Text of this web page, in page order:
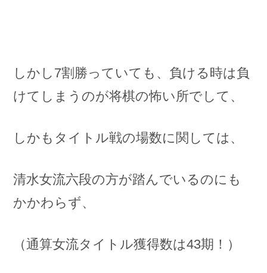
しかし7割勝っていても、負ける時は負
けてしまうのが将棋の怖い所でして、
しかもタイトル戦の場数に関しては、
清水女流六段の方が踏んでいるのにも
かかわらず、
（通算女流タイトル獲得数は43期！）